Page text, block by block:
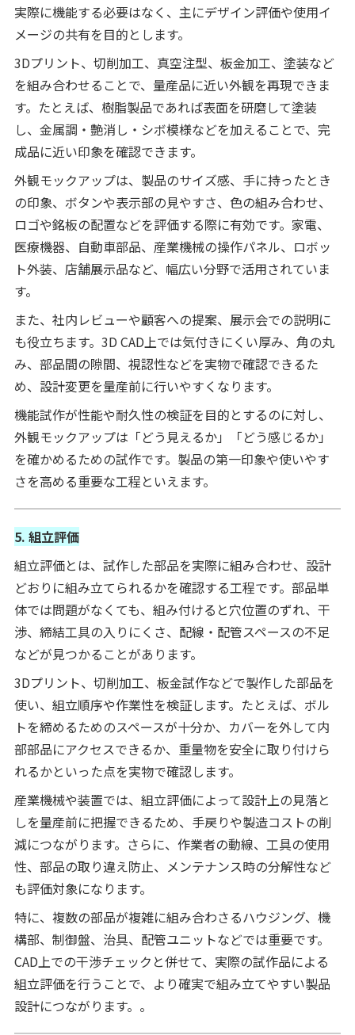
実際に機能する必要はなく、主にデザイン評価や使用イ
メージの共有を目的とします。
3Dプリント、切削加工、真空注型、板金加工、塗装など
を組み合わせることで、量産品に近い外観を再現できま
す。たとえば、樹脂製品であれば表面を研磨して塗装
し、金属調・艶消し・シボ模様などを加えることで、完
成品に近い印象を確認できます。
外観モックアップは、製品のサイズ感、手に持ったとき
の印象、ボタンや表示部の見やすさ、色の組み合わせ、
ロゴや銘板の配置などを評価する際に有効です。家電、
医療機器、自動車部品、産業機械の操作パネル、ロボッ
ト外装、店舗展示品など、幅広い分野で活用されていま
す。
また、社内レビューや顧客への提案、展示会での説明に
も役立ちます。3D CAD上では気付きにくい厚み、角の丸
み、部品間の隙間、視認性などを実物で確認できるた
め、設計変更を量産前に行いやすくなります。
機能試作が性能や耐久性の検証を目的とするのに対し、
外観モックアップは「どう見えるか」「どう感じるか」
を確かめるための試作です。製品の第一印象や使いやす
さを高める重要な工程といえます。
5. 組立評価
組立評価とは、試作した部品を実際に組み合わせ、設計
どおりに組み立てられるかを確認する工程です。部品単
体では問題がなくても、組み付けると穴位置のずれ、干
渉、締結工具の入りにくさ、配線・配管スペースの不足
などが見つかることがあります。
3Dプリント、切削加工、板金試作などで製作した部品を
使い、組立順序や作業性を検証します。たとえば、ボル
トを締めるためのスペースが十分か、カバーを外して内
部部品にアクセスできるか、重量物を安全に取り付けら
れるかといった点を実物で確認します。
産業機械や装置では、組立評価によって設計上の見落と
しを量産前に把握できるため、手戻りや製造コストの削
減につながります。さらに、作業者の動線、工具の使用
性、部品の取り違え防止、メンテナンス時の分解性など
も評価対象になります。
特に、複数の部品が複雑に組み合わさるハウジング、機
構部、制御盤、治具、配管ユニットなどでは重要です。
CAD上での干渉チェックと併せて、実際の試作品による
組立評価を行うことで、より確実で組み立てやすい製品
設計につながります。。